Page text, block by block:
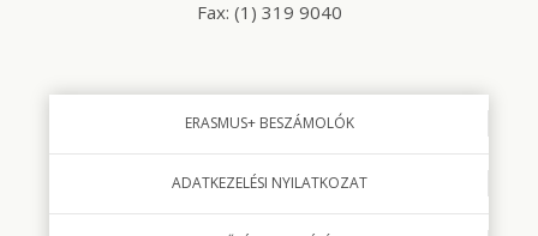
Fax: (1) 319 9040
ERASMUS+ BESZÁMOLÓK
ADATKEZELÉSI NYILATKOZAT